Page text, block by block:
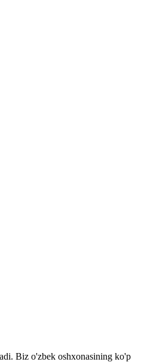
Biz o'zbek oshxonasining ko'p